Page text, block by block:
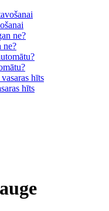
ne?
hīts